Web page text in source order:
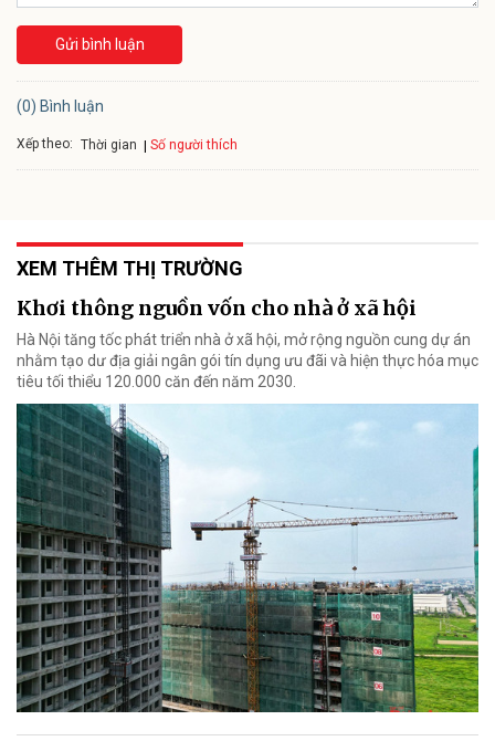
Gửi bình luận
(0) Bình luận
Xếp theo: Thời gian Số người thích
XEM THÊM THỊ TRƯỜNG
Khơi thông nguồn vốn cho nhà ở xã hội
Hà Nội tăng tốc phát triển nhà ở xã hội, mở rộng nguồn cung dự án
nhằm tạo dư địa giải ngân gói tín dụng ưu đãi và hiện thực hóa mục
tiêu tối thiểu 120.000 căn đến năm 2030.